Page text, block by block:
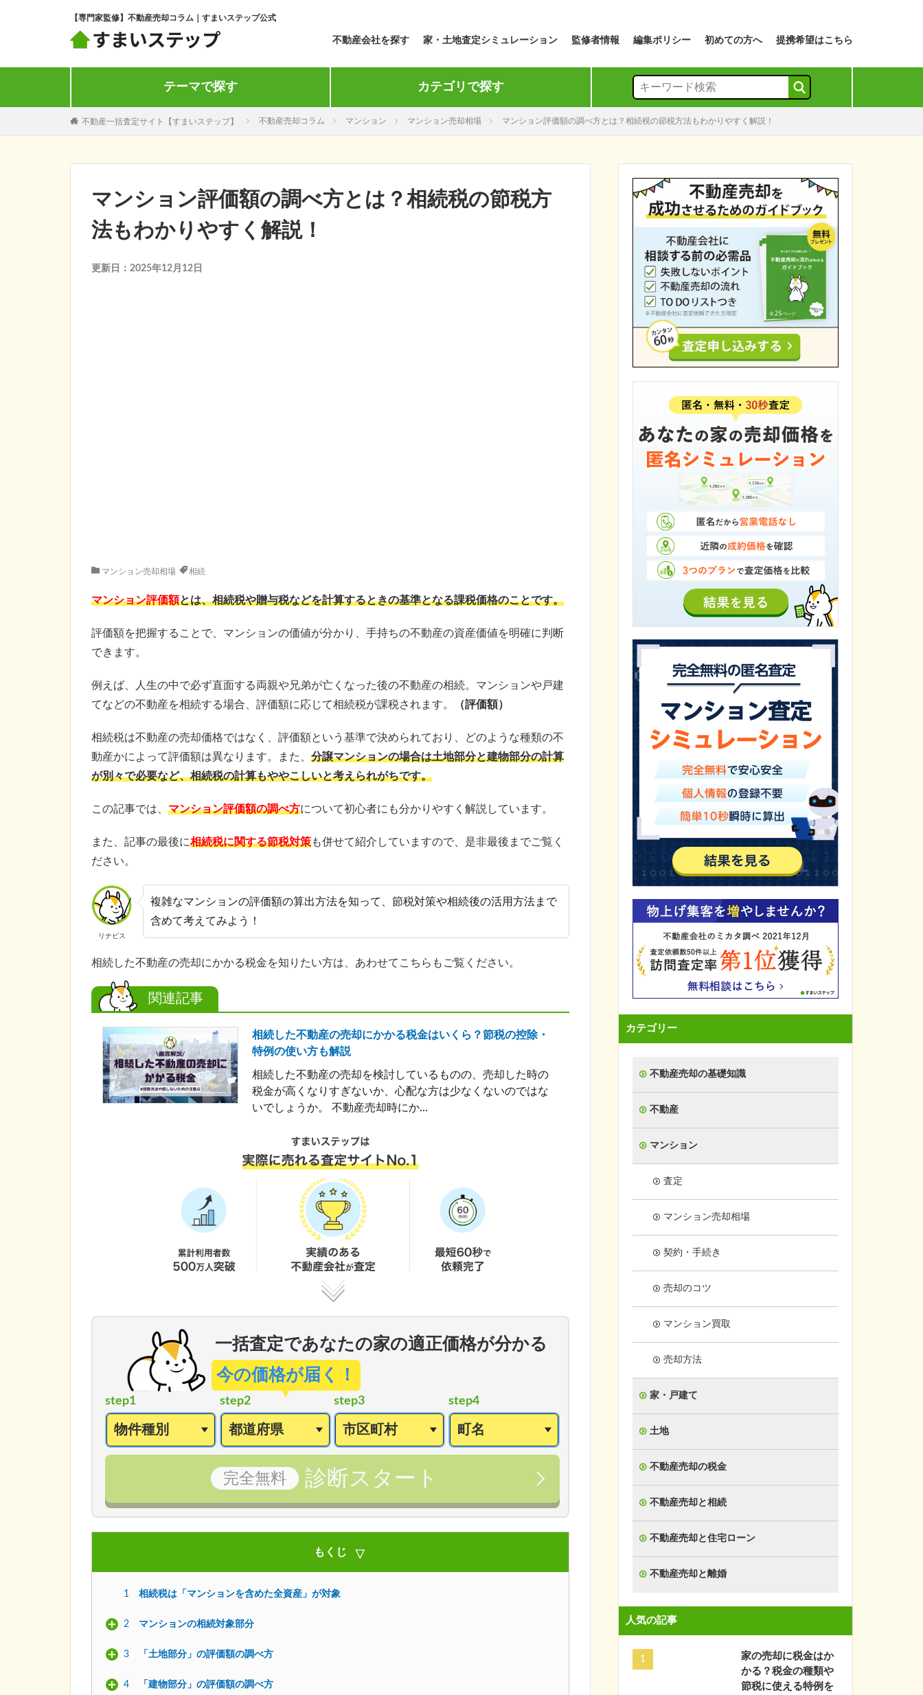
【専門家監修】不動産売却コラム｜すまいステップ公式
不動産会社を探す 家・土地査定シミュレーション 監修者情報 編集ポリシー 初めての方へ 提携希望はこちら
テーマで探す カテゴリで探す
不動産一括査定サイト【すまいステップ】 不動産売却コラム マンション マンション売却相場 マンション評価額の調べ方とは？相続税の節税方法もわかりやすく解説！
マンション評価額の調べ方とは？相続税の節税方
法もわかりやすく解説！
更新日：2025年12月12日
マンション売却相場 相続
マンション評価額とは、相続税や贈与税などを計算するときの基準となる課税価格のことです。
評価額を把握することで、マンションの価値が分かり、手持ちの不動産の資産価値を明確に判断
できます。
例えば、人生の中で必ず直面する両親や兄弟が亡くなった後の不動産の相続。マンションや戸建
てなどの不動産を相続する場合、 評価額に応じて相続税が課税されます。 （評価額）
相続税は不動産の売却価格ではなく、評価額という基準で決められており、どのような種類の不
動産かによって評価額は異なります。また、 分譲マンションの場合は土地部分と建物部分の計算
が別々で必要など、相続税の計算もややこしいと考えられがちです。
この記事では、 マンション評価額の調べ方について初心者にも分かりやすく解説しています。
また、記事の最後に相続税に関する節税対策も併せて紹介していますので、是非最後までご覧く
ださい。
リナビス
複雑なマンションの評価額の算出方法を知って、節税対策や相続後の活用方法まで
含めて考えてみよう！
相続した不動産の売却にかかる税金を知りたい方は、あわせてこちらもご覧ください。
関連記事
相続した不動産の売却にかかる税金はいくら？節税の控除・
特例の使い方も解説
相続した不動産の売却を検討しているものの、売却した時の
税金が高くなりすぎないか、心配な方は少なくないのではな
いでしょうか。 不動産売却時にか...
一括査定であなたの家の適正価格が分かる
今の価格が届く！
step1 step2 step3 step4
完全無料 診断スタート
もくじ
1 相続税は「マンションを含めた全資産」が対象
2 マンションの相続対象部分
3 「土地部分」の評価額の調べ方
4 「建物部分」の評価額の調べ方
カテゴリー
不動産売却の基礎知識
不動産
マンション
査定
マンション売却相場
契約・手続き
売却のコツ
マンション買取
売却方法
家・戸建て
土地
不動産売却の税金
不動産売却と相続
不動産売却と住宅ローン
不動産売却と離婚
人気の記事
家の売却に税金はか
かる？税金の種類や
節税に使える特例を